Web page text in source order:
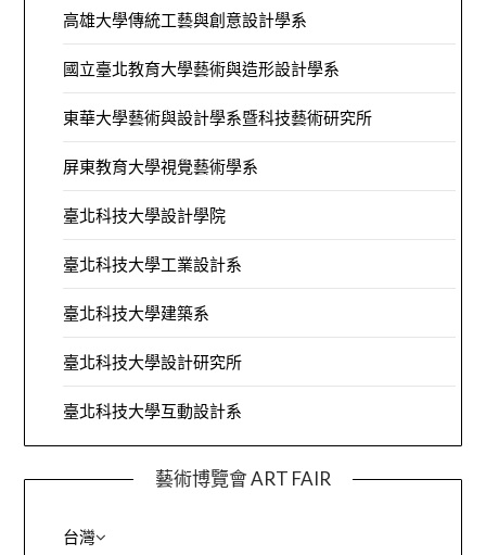
高雄大學傳統工藝與創意設計學系
國立臺北教育大學藝術與造形設計學系
東華大學藝術與設計學系暨科技藝術研究所
屏東教育大學視覺藝術學系
臺北科技大學設計學院
臺北科技大學工業設計系
臺北科技大學建築系
臺北科技大學設計研究所
臺北科技大學互動設計系
藝術博覽會 ART FAIR
台灣